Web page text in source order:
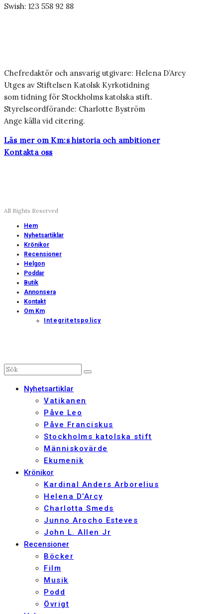
Swish: 123 558 92 88
Chefredaktör och ansvarig utgivare: Helena D’Arcy
Utges av Stiftelsen Katolsk Kyrkotidning
som tidning för Stockholms katolska stift.
Styrelseordförande: Charlotte Byström
Ange källa vid citering.
Läs mer om Km:s historia och ambitioner
Kontakta oss
All Rights Reserved
Hem
Nyhetsartiklar
Krönikor
Recensioner
Helgon
Poddar
Butik
Annonsera
Kontakt
Om Km
Integritetspolicy
Nyhetsartiklar
Vatikanen
Påve Leo
Påve Franciskus
Stockholms katolska stift
Människovärde
Ekumenik
Krönikor
Kardinal Anders Arborelius
Helena D’Arcy
Charlotta Smeds
Junno Arocho Esteves
John L. Allen Jr
Recensioner
Böcker
Film
Musik
Podd
Övrigt